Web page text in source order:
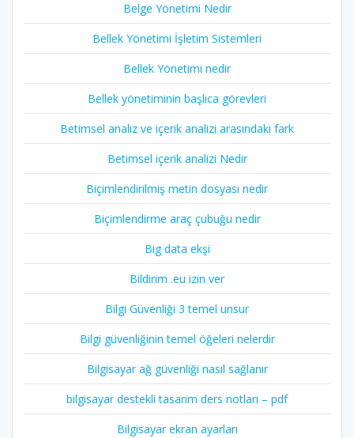
Belge Yönetimi Nedir
Bellek Yönetimi İşletim Sistemleri
Bellek Yönetimi nedir
Bellek yönetiminin başlıca görevleri
Betimsel analiz ve içerik analizi arasındaki fark
Betimsel içerik analizi Nedir
Biçimlendirilmiş metin dosyası nedir
Biçimlendirme araç çubuğu nedir
Big data ekşi
Bildirim .eu izin ver
Bilgi Güvenliği 3 temel unsur
Bilgi güvenliğinin temel öğeleri nelerdir
Bilgisayar ağ güvenliği nasıl sağlanır
bilgisayar destekli tasarim ders notları – pdf
Bilgisayar ekran ayarları